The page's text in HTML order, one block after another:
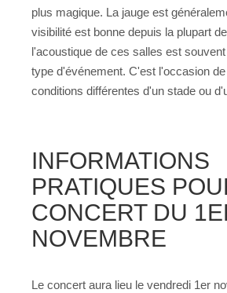
plus magique. La jauge est
visibilité est bonne depuis la plupart
l'acoustique de ces salles est
type d'événement. C'est l'occasion
conditions différentes d'un stade ou
INFORMATIONS
PRATIQUES
CONCERT DU
NOVEMBRE
Le concert aura lieu le vendredi 1er